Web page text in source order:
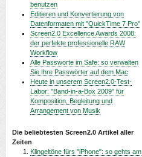
benutzen
Editieren und Konvertierung von
Datenformaten mit "QuickTime 7 Pro"
Screen2.0 Excellence Awards 2008:
der perfekte professionelle RAW
Workflow
Alle Passworte im Safe: so verwalten
Sie Ihre Passwörter auf dem Mac
Heute in unserem Screen2.0-Test-
Labor: "Band-in-a-Box 2009" für
Komposition, Begleitung und
Arrangement von Musik
Die beliebtesten Screen2.0 Artikel aller
Zeiten
Klingeltöne fürs "iPhone": so gehts am